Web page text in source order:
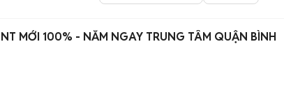
MỚI 100% - NẰM NGAY TRUNG TÂM QUẬN BÌNH